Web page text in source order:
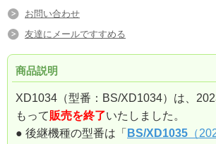
お問い合わせ
友達にメールですすめる
商品説明
XD1034（型番：BS/XD1034）は、
もって販売を終了いたしました。
● 後継機種の型番は「 BS/XD1035 （